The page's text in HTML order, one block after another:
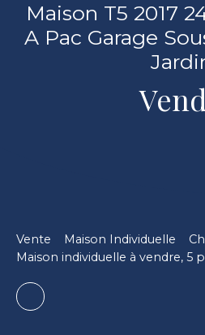
Maison T5 2017
A Pac Garage
Vente Maison Individuelle
Maison individuelle à vendre, 5